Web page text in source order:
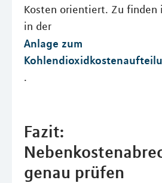
Kosten orientiert. Zu finden
in der
Anlage zum
.
Fazit:
genau prüfen